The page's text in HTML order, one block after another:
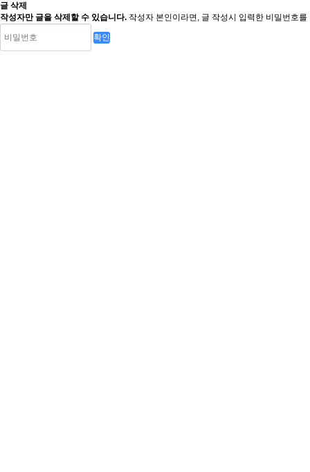
글 삭제
작성자만 글을 삭제할 수 있습니다. 작성자 본인이라면, 글 작성시 입력한 비밀번호